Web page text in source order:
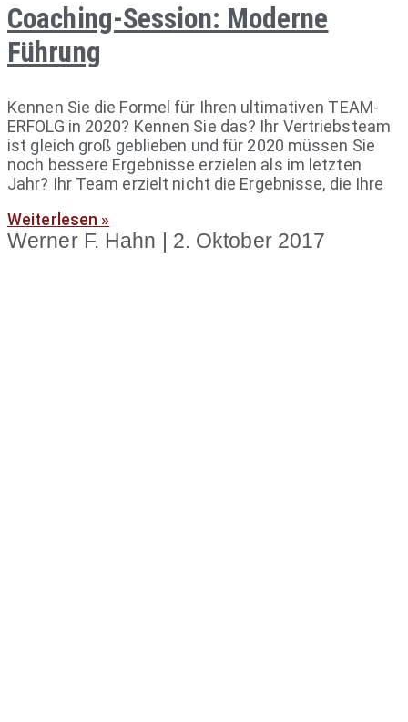
Coaching-Session: Moderne
Führung
Kennen Sie die Formel für Ihren ultimativen TEAM-
ERFOLG in 2020? Kennen Sie das? Ihr Vertriebsteam
ist gleich groß geblieben und für 2020 müssen Sie
noch bessere Ergebnisse erzielen als im letzten
Jahr? Ihr Team erzielt nicht die Ergebnisse, die Ihre
Weiterlesen »
Werner F. Hahn 2. Oktober 2017